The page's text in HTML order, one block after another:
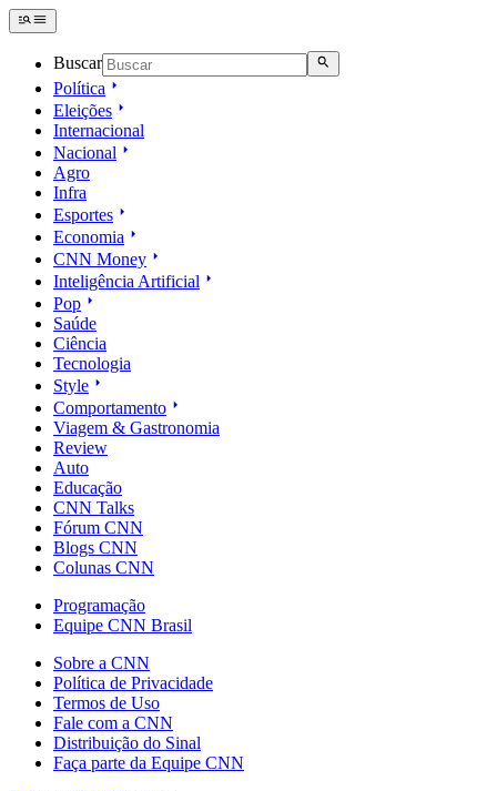
Buscar
Política
Eleições
Internacional
Nacional
Agro
Infra
Esportes
Economia
CNN Money
Inteligência Artificial
Pop
Saúde
Ciência
Tecnologia
Style
Comportamento
Viagem & Gastronomia
Review
Auto
Educação
CNN Talks
Fórum CNN
Blogs CNN
Colunas CNN
Programação
Equipe CNN Brasil
Sobre a CNN
Política de Privacidade
Termos de Uso
Fale com a CNN
Distribuição do Sinal
Faça parte da Equipe CNN